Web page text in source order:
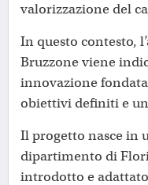
valorizzazione del
In questo contesto,
Bruzzone viene
innovazione
obiettivi definiti e
Il progetto nasce in
dipartimento di
introdotto e